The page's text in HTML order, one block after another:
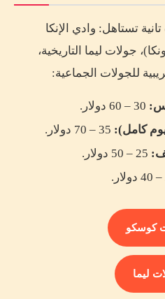
تستاهل: وادي الإنكا
جولات ليما التاريخية،
للجولات الجماعية:
كامل):
كوسكو
ليما